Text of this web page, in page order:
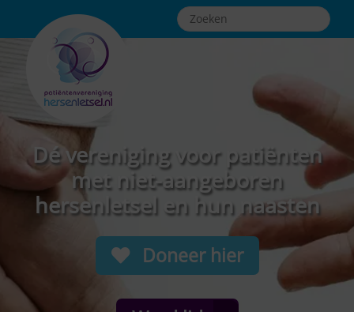
Dé vereniging voor patiënten
met niet-aangeboren
hersenletsel en hun naasten
Doneer hier